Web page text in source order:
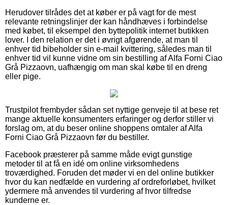
Herudover tilrådes det at køber er på vagt for de mest
relevante retningslinjer der kan håndhæves i forbindelse
med købet, til eksempel den byttepolitik internet butikken
lover. I den relation er det i øvrigt afgørende, at man til
enhver tid bibeholder sin e-mail kvittering, således man til
enhver tid vil kunne vidne om sin bestilling af Alfa Forni Ciao
Grå Pizzaovn, uafhængig om man skal købe til en dreng
eller pige.
Trustpilot frembyder sådan set nyttige genveje til at bese ret
mange aktuelle konsumenters erfaringer og derfor stiller vi
forslag om, at du beser online shoppens omtaler af Alfa
Forni Ciao Grå Pizzaovn før du bestiller.
Facebook præsterer på samme måde evigt gunstige
metoder til at få en idé om online virksomhedens
troværdighed. Foruden det møder vi en del online butikker
hvor du kan nedfælde en vurdering af ordreforløbet, hvilket
ydermere må anvendes til vurdering af hvor tilfredse
kunderne er.